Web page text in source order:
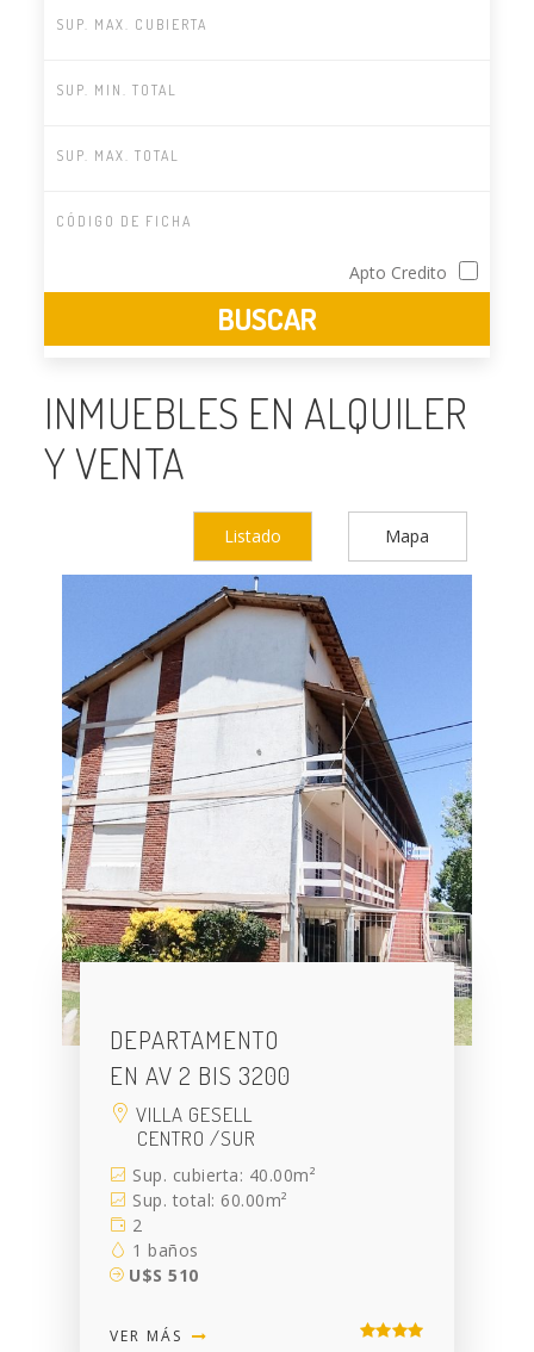
Apto Credito
INMUEBLES EN ALQUILER
Y VENTA
Listado Mapa
DEPARTAMENTO
EN AV 2 BIS 3200
VILLA GESELL
CENTRO /SUR
Sup. cubierta: 40.00m²
Sup. total: 60.00m²
2
1 baños
U$S 510
VER MÁS